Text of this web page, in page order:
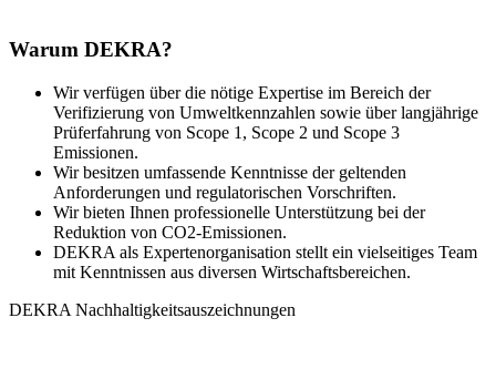
Warum DEKRA?
Wir verfügen über die nötige Expertise im Bereich der
Verifizierung von Umweltkennzahlen sowie über langjährige
Prüferfahrung von Scope 1, Scope 2 und Scope 3
Emissionen.
Wir besitzen umfassende Kenntnisse der geltenden
Anforderungen und regulatorischen Vorschriften.
Wir bieten Ihnen professionelle Unterstützung bei der
Reduktion von CO2-Emissionen.
DEKRA als Expertenorganisation stellt ein vielseitiges Team
mit Kenntnissen aus diversen Wirtschaftsbereichen.
DEKRA Nachhaltigkeitsauszeichnungen